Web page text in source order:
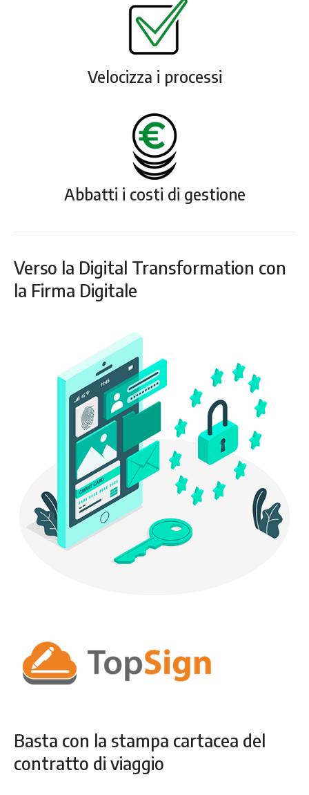
Velocizza i processi
Abbatti i costi di gestione
Verso la Digital Transformation con
la Firma Digitale
Basta con la stampa cartacea del
contratto di viaggio